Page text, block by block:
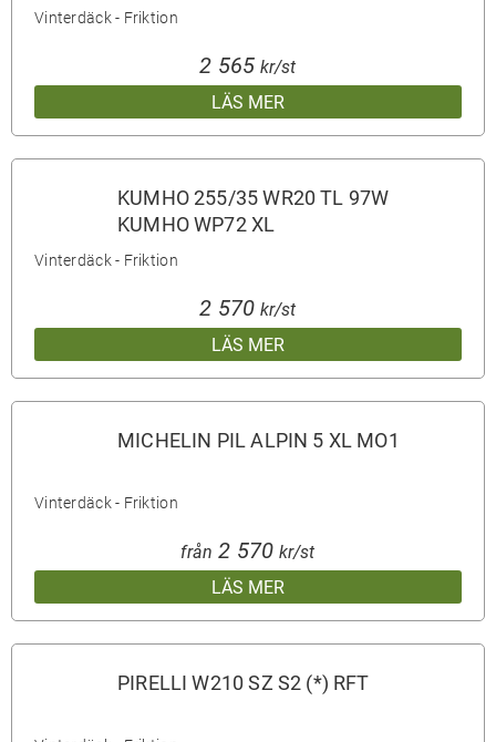
Vinterdäck - Friktion
LÄS MER
2 565 kr/st
KUMHO 255/35 WR20 TL 97W
KUMHO WP72 XL
Vinterdäck - Friktion
LÄS MER
2 570 kr/st
MICHELIN PIL ALPIN 5 XL MO1
Vinterdäck - Friktion
LÄS MER
från 2 570 kr/st
PIRELLI W210 SZ S2 (*) RFT